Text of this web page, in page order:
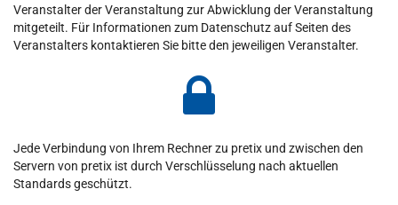
Veranstalter der Veranstaltung zur Abwicklung der Veranstaltung
mitgeteilt. Für Informationen zum Datenschutz auf Seiten des
Veranstalters kontaktieren Sie bitte den jeweiligen Veranstalter.
Jede Verbindung von Ihrem Rechner zu pretix und zwischen den
Servern von pretix ist durch Verschlüsselung nach aktuellen
Standards geschützt.